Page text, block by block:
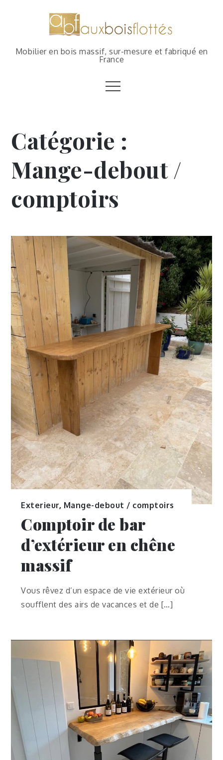
Mobilier en bois massif, sur-mesure et fabriqué en
France
Catégorie :
Mange-debout /
comptoirs
Exterieur, Mange-debout / comptoirs
Comptoir de bar
d’extérieur en chêne
massif
Vous rêvez d’un espace de vie extérieur où
soufflent des airs de vacances et de […]